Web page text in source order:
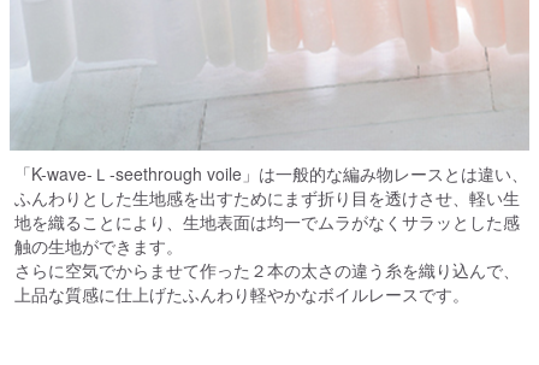
「K-wave-Ｌ-seethrough voile」は一般的な編み物レースとは違い、
ふんわりとした生地感を出すためにまず折り目を透けさせ、軽い生
地を織ることにより、生地表面は均一でムラがなくサラッとした感
触の生地ができます。
さらに空気でからませて作った２本の太さの違う糸を織り込んで、
上品な質感に仕上げたふんわり軽やかなボイルレースです。